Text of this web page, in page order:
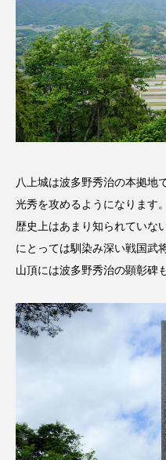
アメリカ映画 アメ
アリのおでかけ ア
アリス館 アル・パ
アン・ハサウェイ
イギリス製作 イタ
イベント イラク
イ・レ
ウィキッド 永遠の約束
ウィリアム・シェイクス
ウインド・アンサンブル・
ウインド･アンサンブル･コ
八上城は波多野秀治の本拠地
光秀を攻めるようになります。
歴史上はあまり知られていな
にとっては馴染み深い戦国武
山頂には波多野秀治の顕彰碑